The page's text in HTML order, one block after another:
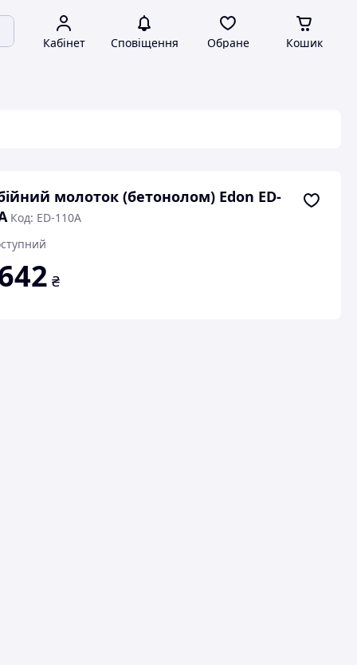
Кабінет Сповіщення Обране Кошик
молоток (бетонолом) Edon ED-
Код: ED-110A
₴